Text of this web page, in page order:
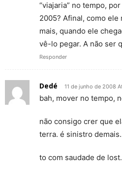
“viajaria” no tempo,
2005? Afinal, como
mais, quando ele
vê-lo pegar. A não ser
Responder
Dedé 11 de junho de 2008
bah, mover no tempo,
não consigo crer que
terra. é sinistro
to com saudade de